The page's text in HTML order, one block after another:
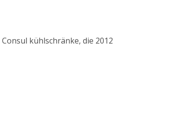
kühlschränke, die 2012